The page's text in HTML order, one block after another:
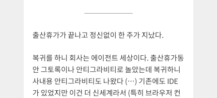
출산휴가가 끝나고 정신없이 한 주가 지났다.
복귀를 하니 회사는 에이전트 세상이다. 출산휴가동
안 그토록이나 안티그라비티로 놀았는데 복귀하니
사내용 안티그라비티도 나왔다 (…) 기존에도 IDE
가 있었지만 이건 더 신세계라서 (특히 브라우저 컨